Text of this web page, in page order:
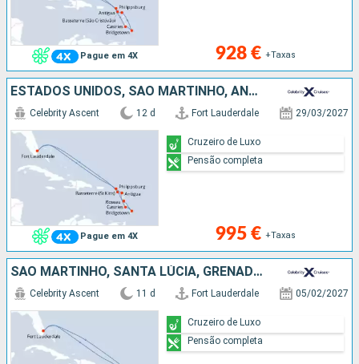
Pague em 4X 928 € +Taxas
ESTADOS UNIDOS, SÃO MARTINHO, ANTÍGUA E BARBUDA, SANTA LÚCIA, BARBADOS, DOMINICA
Pague em 4X
Celebrity Ascent 12 d Fort Lauderdale 29/03/2027
995 € +Taxas
Cruzeiro de Luxo
Pensão completa
SÃO MARTINHO, SANTA LÚCIA, GRENADA, DOMINICA, ANTÍGUA E BARBUDA, ESTADOS UNIDOS
Celebrity Ascent 11 d Fort Lauderdale 05/02/2027
Cruzeiro de Luxo
Pensão completa